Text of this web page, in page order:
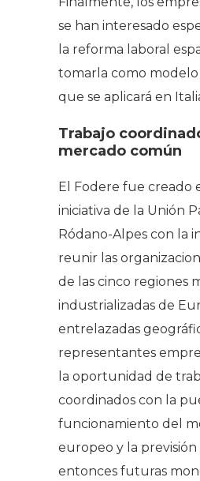
se han interesado
la reforma laboral
tomarla como
que se aplicará en
Trabajo
mercado común
El Fodere fue creado
iniciativa de la Unión
Ródano-Alpes con la
reunir las
de las cinco regiones
industrializadas de
entrelazadas
representantes
la oportunidad de
coordinados con la
funcionamiento del
europeo y la previsión
entonces futuras